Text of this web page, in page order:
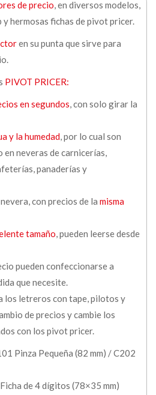
de precio, en diversos modelos,
hermosas fichas de pivot pricer.
en su punta que sirve para
PIVOT PRICER:
en segundos, con solo girar la
y la humedad, por lo cual son
en neveras de carnicerías,
panaderías y
con precios de la misma
tamaño, pueden leerse desde
pueden confeccionarse a
que necesite.
los letreros con tape, pilotos y
de precios y cambie los
con los pivot pricer.
Pinza Pequeña (82 mm) / C202
de 4 dígitos (78×35 mm)